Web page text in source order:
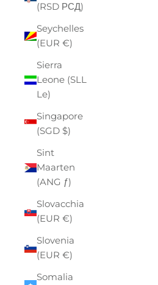
(RSD РСД)
Seychelles
(EUR €)
Sierra
Leone (SLL
Le)
Singapore
(SGD $)
Sint
Maarten
(ANG ƒ)
Slovacchia
(EUR €)
Slovenia
(EUR €)
Somalia